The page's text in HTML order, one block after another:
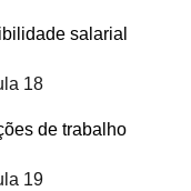
salarial
18
de trabalho
19